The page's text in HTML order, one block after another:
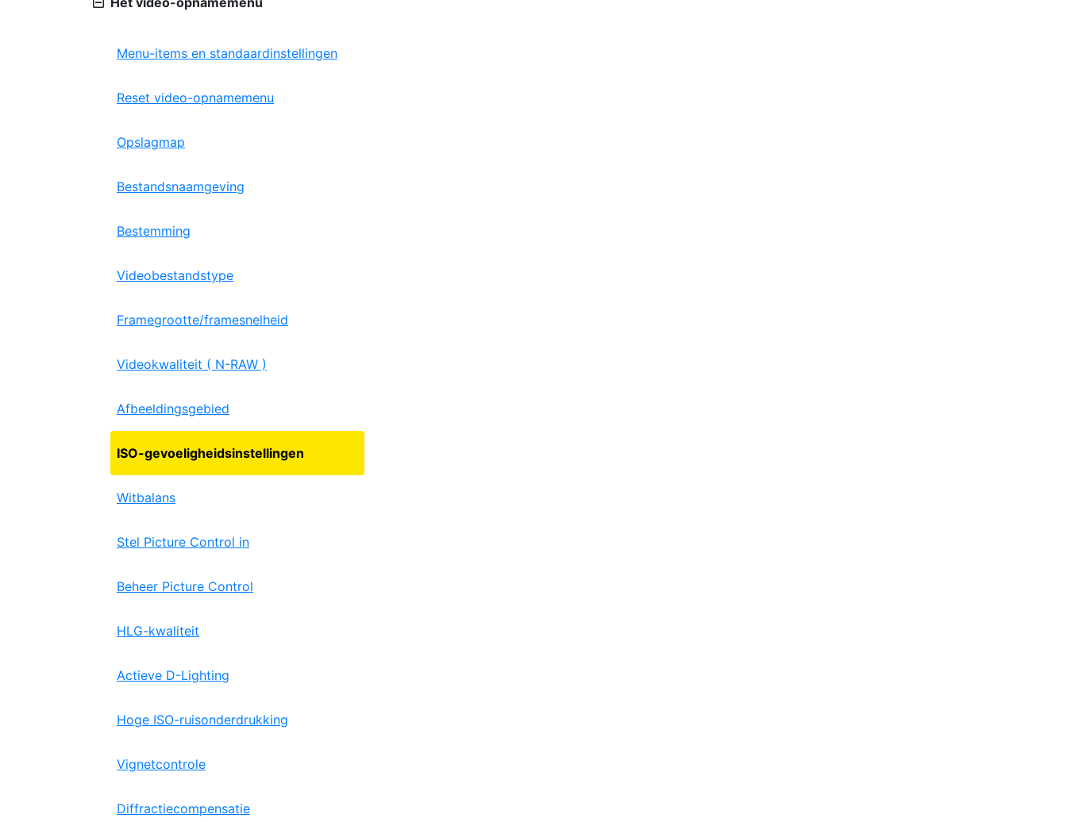
Menu-items en standaardinstellingen
Reset video-opnamemenu
Opslagmap
Bestandsnaamgeving
Bestemming
Videobestandstype
Framegrootte/framesnelheid
Videokwaliteit ( N-RAW )
Afbeeldingsgebied
ISO-gevoeligheidsinstellingen
Witbalans
Stel Picture Control in
Beheer Picture Control
HLG-kwaliteit
Actieve D-Lighting
Hoge ISO-ruisonderdrukking
Vignetcontrole
Diffractiecompensatie